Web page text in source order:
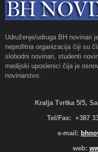
Udruženje/udruga BH novinari
neprofitna organizacija čiji su
slobodni novinari, studenti
medijski uposlenici čija je
novinarstvo.
Kralja Tvrtka 5/5,
Tel/Fax: +387 33
e-mail:
web: